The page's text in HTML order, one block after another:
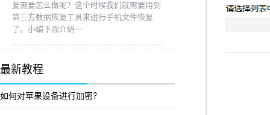
复需要怎么做呢？这个时候我们就需要用到
第三方数据恢复工具来进行手机文件恢复
了。小编下面介绍一
最新教程
如何对苹果设备进行加密？